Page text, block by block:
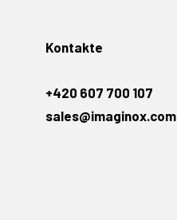
Kontakte
+420 607 700 107
sales@imaginox.com